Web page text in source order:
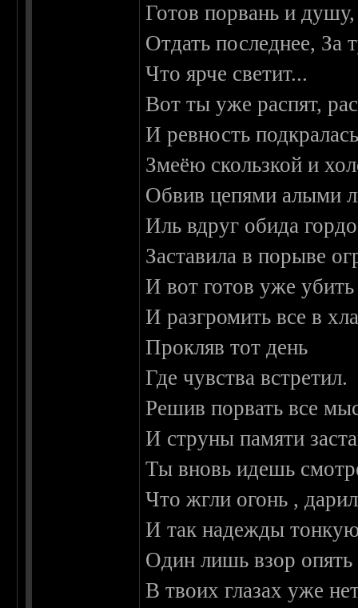
Готов порвань и душу,
Отдать последнее, За
Что ярче светит...
Вот ты уже распят,
И ревность
Змеёю скользкой и
Обвив цепями алыми
Иль вдруг обида
Заставила в порыве
И вот готов уже убить
И разгромить все в
Прокляв тот день
Где чувства встретил.
Решив порвать все
И струны памяти
Ты вновь идешь
Что жгли огонь ,
И так надежды
Один лишь взор
В твоих глазах уже